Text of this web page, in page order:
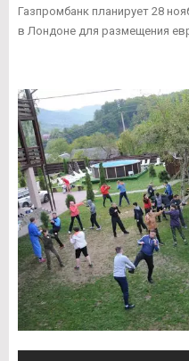
Газпромбанк планирует 28
в Лондоне для размещения